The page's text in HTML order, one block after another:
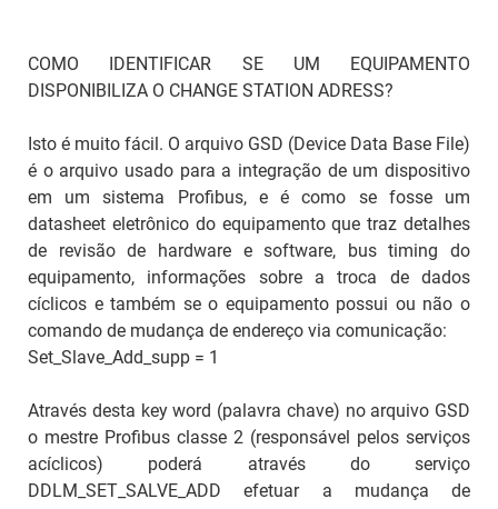
COMO IDENTIFICAR SE UM EQUIPAMENTO
DISPONIBILIZA O CHANGE STATION ADRESS?
Isto é muito fácil. O arquivo GSD (Device Data Base File)
é o arquivo usado para a integração de um dispositivo
em um sistema Profibus, e é como se fosse um
datasheet eletrônico do equipamento que traz detalhes
de revisão de hardware e software, bus timing do
equipamento, informações sobre a troca de dados
cíclicos e também se o equipamento possui ou não o
comando de mudança de endereço via comunicação:
Set_Slave_Add_supp = 1
Através desta key word (palavra chave) no arquivo GSD
o mestre Profibus classe 2 (responsável pelos serviços
acíclicos) poderá através do serviço
DDLM_SET_SALVE_ADD efetuar a mudança de